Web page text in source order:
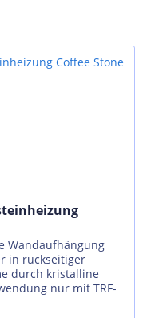
Wandaufhängung
in rückseitiger
durch kristalline
nur mit TRF-